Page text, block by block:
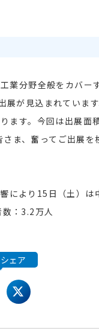
業分野全般をカバー
が見込まれていま
ます。今回は出展面
ま、奮ってご出展を
により15日（土）は
：3.2万人
ェア
twitter